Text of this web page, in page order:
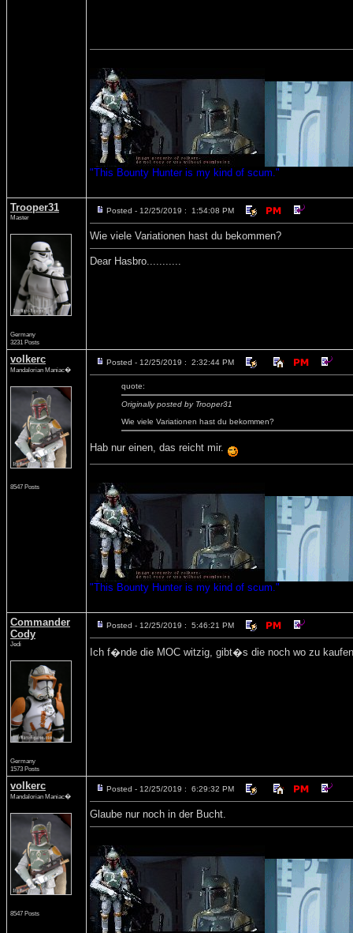
"This Bounty Hunter is my kind of scum."
Trooper31
Master
Germany
3231 Posts
Posted - 12/25/2019 : 1:54:08 PM
Wie viele Variationen hast du bekommen?
Dear Hasbro...........
volkerc
Mandalorian Maniac�
8547 Posts
Posted - 12/25/2019 : 2:32:44 PM
quote:
Originally posted by Trooper31
Wie viele Variationen hast du bekommen?
Hab nur einen, das reicht mir.
"This Bounty Hunter is my kind of scum."
Commander
Cody
Jedi
Germany
1573 Posts
Posted - 12/25/2019 : 5:46:21 PM
Ich f�nde die MOC witzig, gibt�s die noch wo zu
volkerc
Mandalorian Maniac�
8547 Posts
Posted - 12/25/2019 : 6:29:32 PM
Glaube nur noch in der Bucht.